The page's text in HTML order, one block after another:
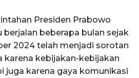
Presiden Prabowo
berjalan beberapa bulan sejak
2024 telah menjadi sorotan
karena kebijakan-kebijakan
juga karena gaya komunikasi